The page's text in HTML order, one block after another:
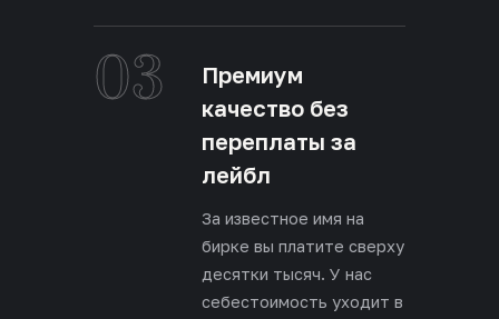
03
Премиум
качество без
переплаты за
лейбл
За известное имя на
бирке вы платите сверху
десятки тысяч. У нас
себестоимость уходит в